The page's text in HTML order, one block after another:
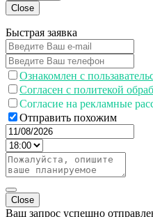
Close
Быстрая заявка
Ознакомлен с
Согласен с политекой
Согласие на рекламные
Отправить похожим
Close
Ваш запрос успешно